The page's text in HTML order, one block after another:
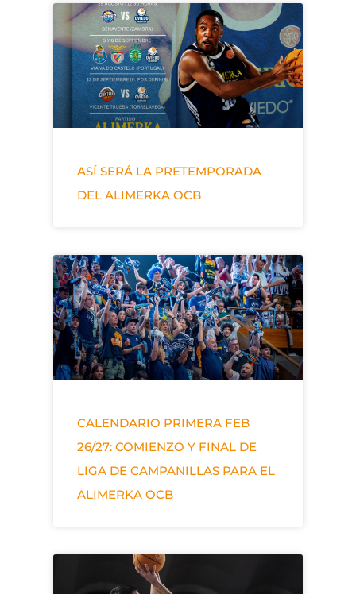
ASÍ SERÁ LA PRETEMPORADA
DEL ALIMERKA OCB
CALENDARIO PRIMERA FEB
26/27: COMIENZO Y FINAL DE
LIGA DE CAMPANILLAS PARA EL
ALIMERKA OCB